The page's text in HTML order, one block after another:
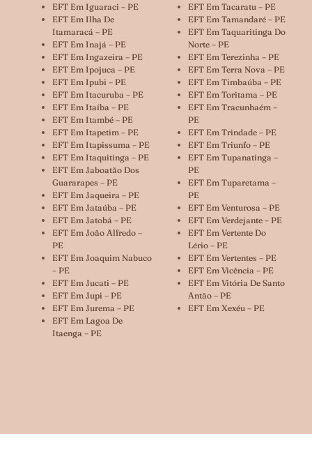
EFT Em Iguaraci – PE
EFT Em Ilha De
Itamaracá – PE
EFT Em Inajá – PE
EFT Em Ingazeira – PE
EFT Em Ipojuca – PE
EFT Em Ipubi – PE
EFT Em Itacuruba – PE
EFT Em Itaíba – PE
EFT Em Itambé – PE
EFT Em Itapetim – PE
EFT Em Itapissuma – PE
EFT Em Itaquitinga – PE
EFT Em Jaboatão Dos
Guararapes – PE
EFT Em Jaqueira – PE
EFT Em Jataúba – PE
EFT Em Jatobá – PE
EFT Em João Alfredo –
PE
EFT Em Joaquim Nabuco
– PE
EFT Em Jucati – PE
EFT Em Jupi – PE
EFT Em Jurema – PE
EFT Em Lagoa De
Itaenga – PE
EFT Em Tacaratu – PE
EFT Em Tamandaré – PE
EFT Em Taquaritinga Do
Norte – PE
EFT Em Terezinha – PE
EFT Em Terra Nova – PE
EFT Em Timbaúba – PE
EFT Em Toritama – PE
EFT Em Tracunhaém –
PE
EFT Em Trindade – PE
EFT Em Triunfo – PE
EFT Em Tupanatinga –
PE
EFT Em Tuparetama –
PE
EFT Em Venturosa – PE
EFT Em Verdejante – PE
EFT Em Vertente Do
Lério – PE
EFT Em Vertentes – PE
EFT Em Vicência – PE
EFT Em Vitória De Santo
Antão – PE
EFT Em Xexéu – PE